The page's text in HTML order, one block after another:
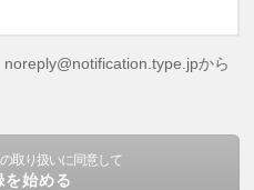
から
取り扱いに同意して
を始める